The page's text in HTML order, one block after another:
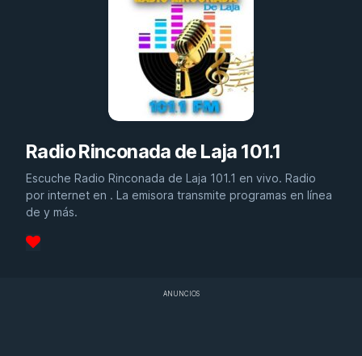
Radio Rinconada de Laja 101.1
Escuche Radio Rinconada de Laja 101.1 en vivo. Radio
por internet en . La emisora transmite programas en línea
de y más.
ANUNCIOS